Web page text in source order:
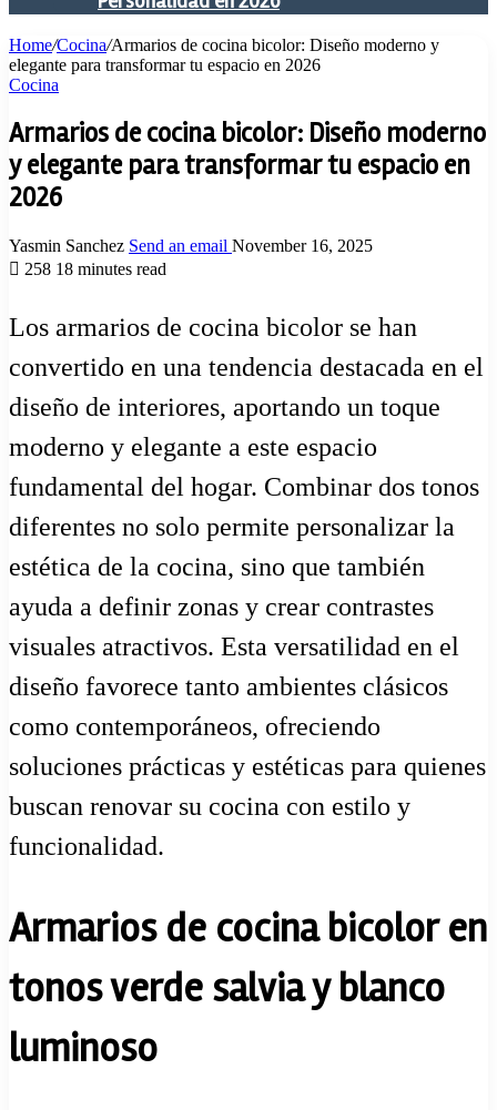
Home/Cocina/Armarios de cocina bicolor: Diseño moderno y
elegante para transformar tu espacio en 2026
Cocina
Armarios de cocina bicolor: Diseño moderno
y elegante para transformar tu espacio en
2026
Yasmin Sanchez Send an email November 16, 2025
258 18 minutes read
Los armarios de cocina bicolor se han
convertido en una tendencia destacada en el
diseño de interiores, aportando un toque
moderno y elegante a este espacio
fundamental del hogar. Combinar dos tonos
diferentes no solo permite personalizar la
estética de la cocina, sino que también
ayuda a definir zonas y crear contrastes
visuales atractivos. Esta versatilidad en el
diseño favorece tanto ambientes clásicos
como contemporáneos, ofreciendo
soluciones prácticas y estéticas para quienes
buscan renovar su cocina con estilo y
funcionalidad.
Armarios de cocina bicolor en
tonos verde salvia y blanco
luminoso